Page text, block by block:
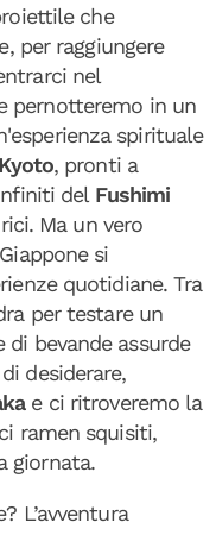
che
per raggiungere
nel
pernotteremo in un
spirituale
Kyoto, pronti a
del Fushimi
Ma un vero
si
quotidiane. Tra
per testare un
di bevande assurde
desiderare,
e ci ritroveremo la
ramen squisiti,
giornata.
L’avventura